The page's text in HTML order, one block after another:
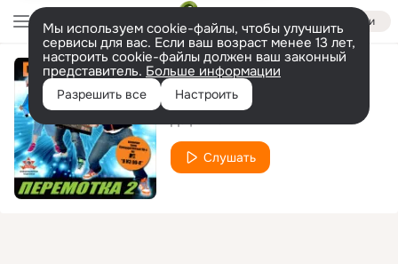
Войти
Мы используем cookie-файлы, чтобы улучшить
сервисы для вас. Если ваш возраст менее 13 лет,
настроить cookie-файлы должен ваш законный
представитель. Больше информации
Разрешить все Настроить
Дэнс каждый день
Слушать